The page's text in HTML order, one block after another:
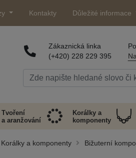
Kontakty Důležité informace
Zákaznická linka
(+420) 228 229 395
Tvoření
a aranžování
Korálky a
komponenty
Korálky a komponenty Bižuterní